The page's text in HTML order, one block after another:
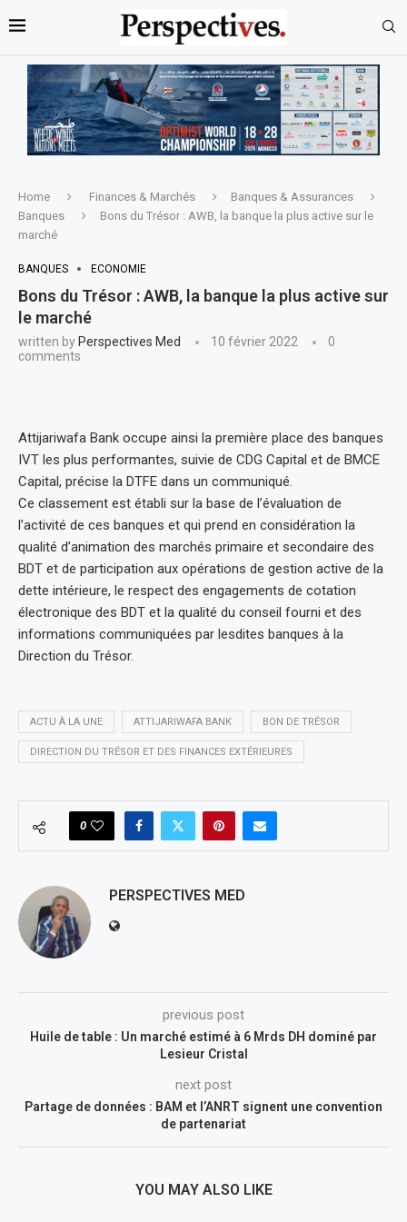
Home Finances & Marchés
Banques & Assurances
Banques
Bons du Trésor : AWB, la banque la plus active sur le
marché
BANQUES ECONOMIE
Bons du Trésor : AWB, la banque la plus active sur
le marché
written by Perspectives Med 10 février 2022
0
comments
Attijariwafa Bank occupe ainsi la première place des banques
IVT les plus performantes, suivie de CDG Capital et de BMCE
Capital, précise la DTFE dans un communiqué.
Ce classement est établi sur la base de l’évaluation de
l’activité de ces banques et qui prend en considération la
qualité d’animation des marchés primaire et secondaire des
BDT et de participation aux opérations de gestion active de la
dette intérieure, le respect des engagements de cotation
électronique des BDT et la qualité du conseil fourni et des
informations communiquées par lesdites banques à la
Direction du Trésor.
ACTU À LA UNE ATTIJARIWAFA BANK BON DE TRÉSOR
DIRECTION DU TRÉSOR ET DES FINANCES EXTÉRIEURES
0
PERSPECTIVES MED
previous post
Huile de table : Un marché estimé à 6 Mrds DH dominé par
Lesieur Cristal
next post
Partage de données : BAM et l’ANRT signent une convention
de partenariat
YOU MAY ALSO LIKE